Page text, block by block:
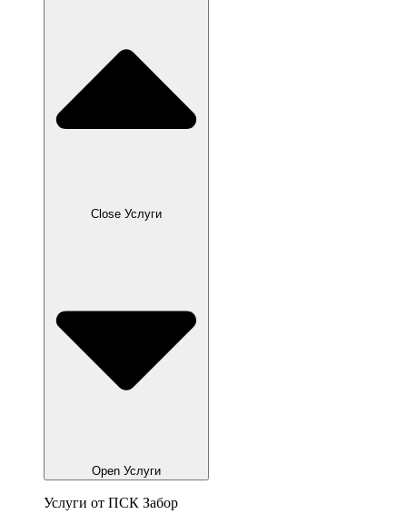
Close Услуги
Open Услуги
Услуги от ПСК Забор